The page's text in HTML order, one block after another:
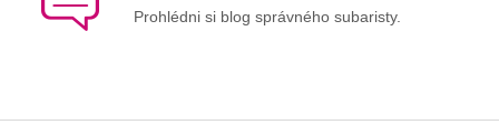
Prohlédni si blog správného subaristy.